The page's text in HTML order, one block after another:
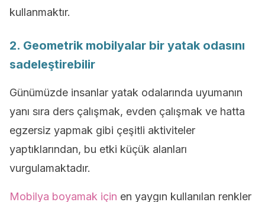
kullanmaktır.
2. Geometrik mobilyalar bir yatak odasını
sadeleştirebilir
Günümüzde insanlar yatak odalarında uyumanın
yanı sıra ders çalışmak, evden çalışmak ve hatta
egzersiz yapmak gibi çeşitli aktiviteler
yaptıklarından, bu etki küçük alanları
vurgulamaktadır.
Mobilya boyamak için en yaygın kullanılan renkler